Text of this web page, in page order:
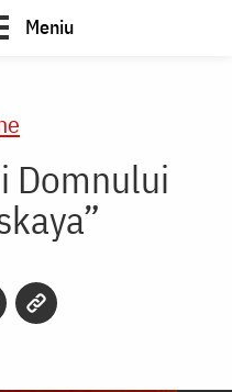
Meniu
Domnului